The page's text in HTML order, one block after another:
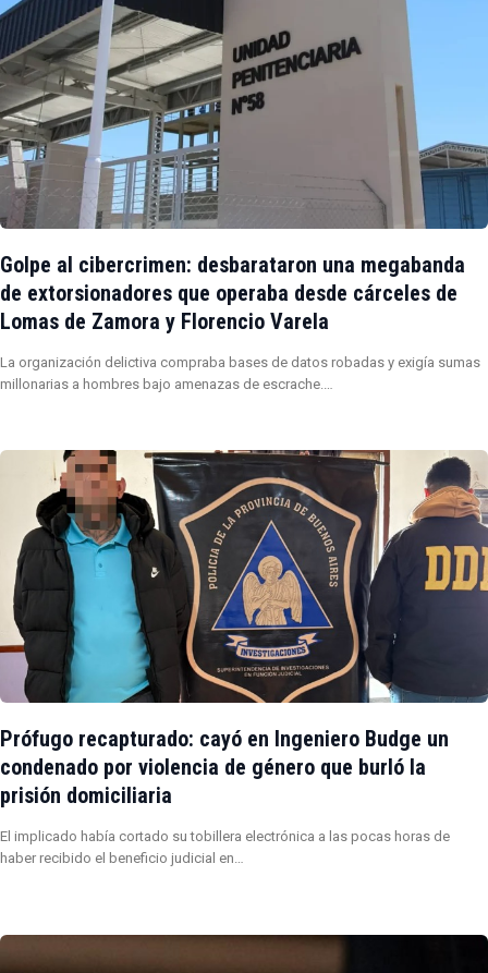
Golpe al cibercrimen: desbarataron una megabanda
de extorsionadores que operaba desde cárceles de
Lomas de Zamora y Florencio Varela
La organización delictiva compraba bases de datos robadas y exigía sumas
millonarias a hombres bajo amenazas de escrache.…
Prófugo recapturado: cayó en Ingeniero Budge un
condenado por violencia de género que burló la
prisión domiciliaria
El implicado había cortado su tobillera electrónica a las pocas horas de
haber recibido el beneficio judicial en…